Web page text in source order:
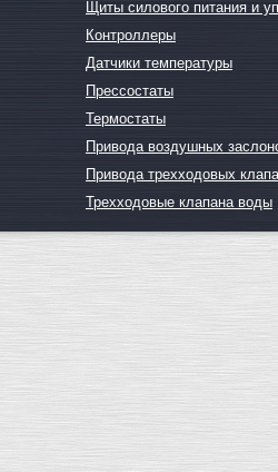
Щиты силового питания и
Контроллеры
Датчики температуры
Прессостаты
Термостаты
Привода воздушных
Привода трехходовых
Трехходовые клапана воды